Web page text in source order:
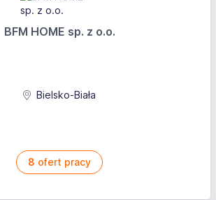
BFM HOME sp. z o.o.
Bielsko-Biała
8 ofert pracy